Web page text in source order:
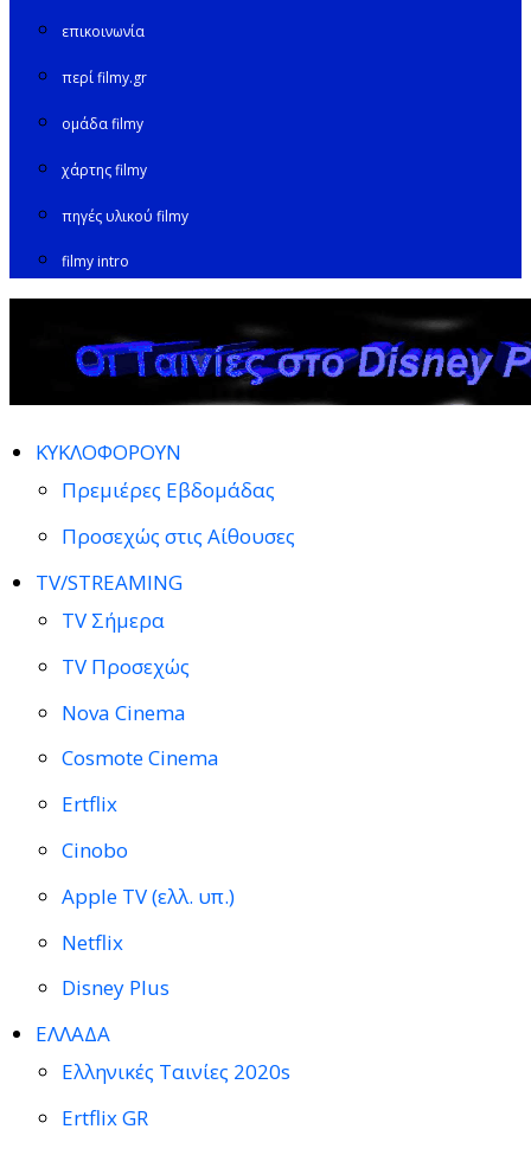
επικοινωνία
περί filmy.gr
ομάδα filmy
χάρτης filmy
πηγές υλικού filmy
filmy intro
ΚΥΚΛΟΦΟΡΟΥΝ
Πρεμιέρες Εβδομάδας
Προσεχώς στις Αίθουσες
TV/STREAMING
TV Σήμερα
TV Προσεχώς
Nova Cinema
Cosmote Cinema
Ertflix
Cinobo
Apple TV (ελλ. υπ.)
Netflix
Disney Plus
ΕΛΛΑΔΑ
Ελληνικές Ταινίες 2020s
Ertflix GR